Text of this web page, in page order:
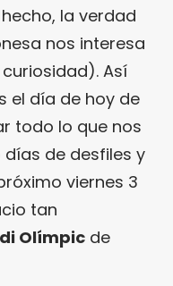
la verdad
nos interesa
Así
el día de hoy de
todo lo que nos
de desfiles y
viernes 3
tan
Olímpic de